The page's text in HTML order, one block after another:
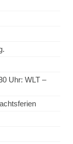
Uhr: WLT –